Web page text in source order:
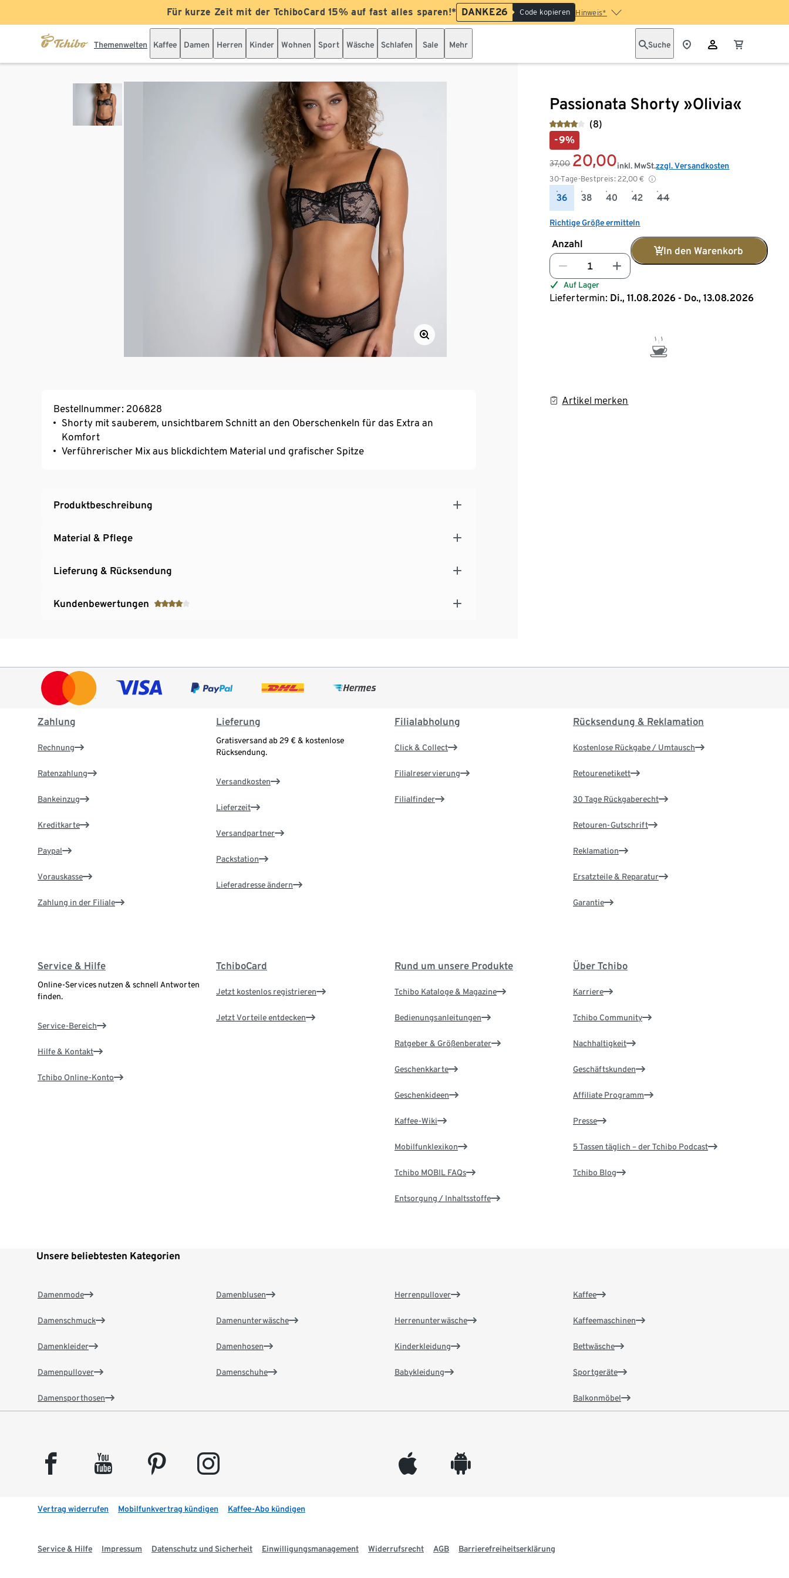
Für kurze Zeit mit der TchiboCard 15% auf fast alles sparen!* DANKE26 Code kopieren Hinweis*
Themenwelten Kaffee Damen Herren Kinder Wohnen Sport Wäsche Schlafen Sale Mehr Suche
Passionata Shorty »Olivia«
(8)
-9%
37,00 20,00
30-Tage-Bestpreis: 22,00 €
inkl. MwSt.zzgl. Versandkosten
36 38 40 42 44
Richtige Größe ermitteln
Anzahl
In den Warenkorb
Auf Lager
Liefertermin: Di., 11.08.2026 - Do., 13.08.2026
Artikel merken
Bestellnummer: 206828
Shorty mit sauberem, unsichtbarem Schnitt an den Oberschenkeln für das Extra an
Komfort
Verführerischer Mix aus blickdichtem Material und grafischer Spitze
Produktbeschreibung
Material & Pflege
Lieferung & Rücksendung
Kundenbewertungen
Zahlung
Rechnung
Ratenzahlung
Bankeinzug
Kreditkarte
Paypal
Vorauskasse
Zahlung in der Filiale
Lieferung
Gratisversand ab 29 € & kostenlose
Rücksendung.
Versandkosten
Lieferzeit
Versandpartner
Packstation
Lieferadresse ändern
Filialabholung
Click & Collect
Filialreservierung
Filialfinder
Rücksendung & Reklamation
Kostenlose Rückgabe / Umtausch
Retourenetikett
30 Tage Rückgaberecht
Retouren-Gutschrift
Reklamation
Ersatzteile & Reparatur
Garantie
Service & Hilfe
Online-Services nutzen & schnell Antworten
finden.
Service-Bereich
Hilfe & Kontakt
Tchibo Online-Konto
TchiboCard
Jetzt kostenlos registrieren
Jetzt Vorteile entdecken
Rund um unsere Produkte
Tchibo Kataloge & Magazine
Bedienungsanleitungen
Ratgeber & Größenberater
Geschenkkarte
Geschenkideen
Kaffee-Wiki
Mobilfunklexikon
Tchibo MOBIL FAQs
Entsorgung / Inhaltsstoffe
Über Tchibo
Karriere
Tchibo Community
Nachhaltigkeit
Geschäftskunden
Affiliate Programm
Presse
5 Tassen täglich – der Tchibo Podcast
Tchibo Blog
Unsere beliebtesten Kategorien
Damenmode
Damenschmuck
Damenkleider
Damenpullover
Damensporthosen
Damenblusen
Damenunterwäsche
Damenhosen
Damenschuhe
Herrenpullover
Herrenunterwäsche
Kinderkleidung
Babykleidung
Kaffee
Kaffeemaschinen
Bettwäsche
Sportgeräte
Balkonmöbel
facebook youtube pinterest instagram appleinc android
Vertrag widerrufen Mobilfunkvertrag kündigen Kaffee-Abo kündigen
Service & Hilfe Impressum Datenschutz und Sicherheit Einwilligungsmanagement Widerrufsrecht AGB Barrierefreiheitserklärung